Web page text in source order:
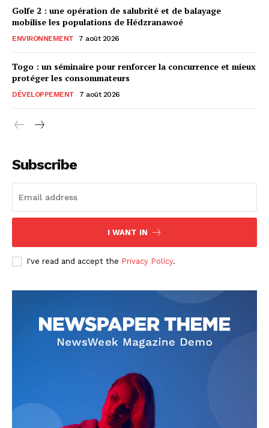
Golfe 2 : une opération de salubrité et de balayage
mobilise les populations de Hédzranawoé
ENVIRONNEMENT 7 août 2026
Togo : un séminaire pour renforcer la concurrence et mieux
protéger les consommateurs
DÉVELOPPEMENT 7 août 2026
Subscribe
I WANT IN
I've read and accept the Privacy Policy.